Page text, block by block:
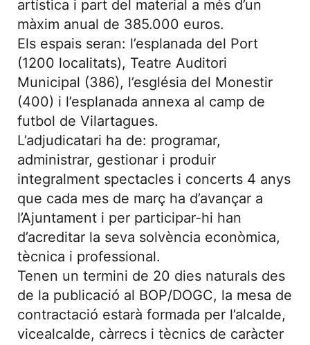
artística i part del material a més d’un
màxim anual de 385.000 euros.
Els espais seran: l’esplanada del Port
(1200 localitats), Teatre Auditori
Municipal (386), l’església del Monestir
(400) i l’esplanada annexa al camp de
futbol de Vilartagues.
L’adjudicatari ha de: programar,
administrar, gestionar i produir
integralment spectacles i concerts 4 anys
que cada mes de març ha d’avançar a
l’Ajuntament i per participar-hi han
d’acreditar la seva solvència econòmica,
tècnica i professional.
Tenen un termini de 20 dies naturals des
de la publicació al BOP/DOGC, la mesa de
contractació estarà formada per l’alcalde,
vicealcalde, càrrecs i tècnics de caràcter